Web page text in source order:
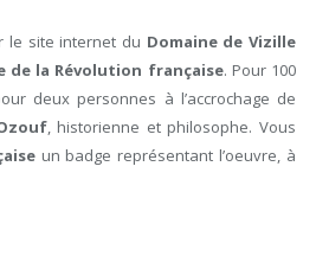
le site internet du Domaine de Vizille
de la Révolution française. Pour 100
deux personnes à l’accrochage de
, historienne et philosophe. Vous
un badge représentant l’oeuvre, à